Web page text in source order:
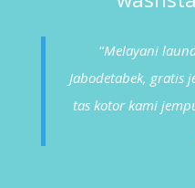
“Melayani
Jabodetabek, gratis
tas kotor kami